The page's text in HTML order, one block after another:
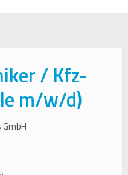
/ Kfz-
m/w/d)
GmbH